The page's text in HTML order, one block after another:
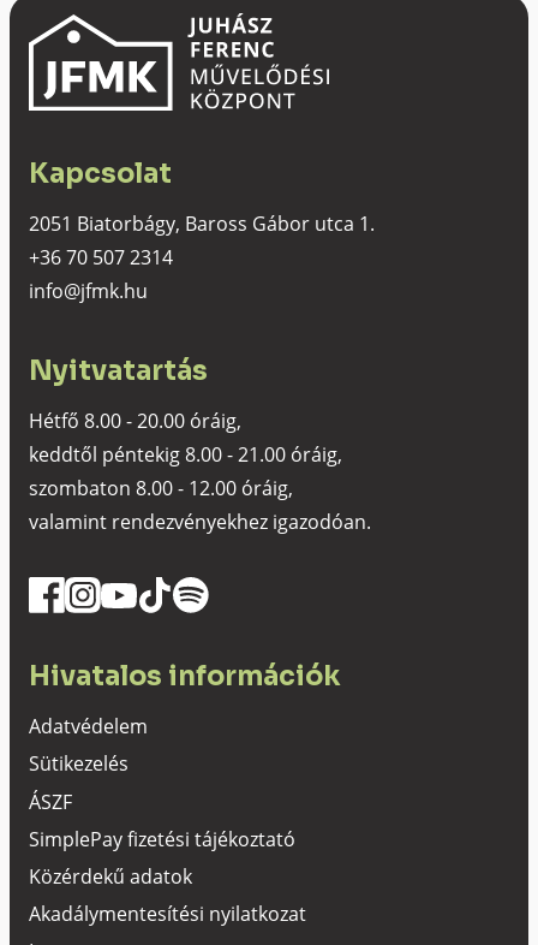
Kapcsolat
2051 Biatorbágy, Baross Gábor utca 1.
+36 70 507 2314
info@jfmk.hu
Nyitvatartás
Hétfő 8.00 - 20.00 óráig,
keddtől péntekig 8.00 - 21.00 óráig,
szombaton 8.00 - 12.00 óráig,
valamint rendezvényekhez igazodóan.
Hivatalos információk
Adatvédelem
Sütikezelés
ÁSZF
SimplePay fizetési tájékoztató
Közérdekű adatok
Akadálymentesítési nyilatkozat